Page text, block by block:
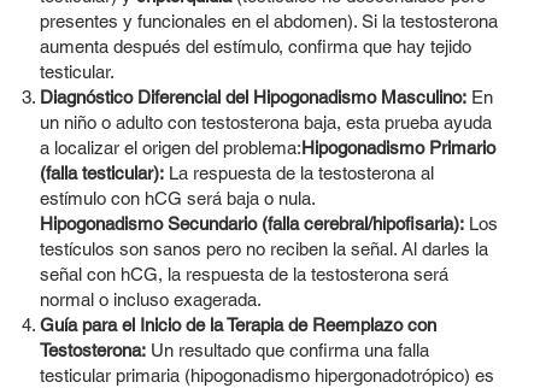
presentes y funcionales en el abdomen). Si la testosterona
aumenta después del estímulo, confirma que hay tejido
testicular.
Diagnóstico Diferencial del Hipogonadismo Masculino:En
un niño o adulto con testosterona baja, esta prueba ayuda
a localizar el origen del problema:Hipogonadismo Primario
(falla testicular):La respuesta de la testosterona al
estímulo con hCG será baja o nula.
Hipogonadismo Secundario (falla cerebral/hipofisaria):Los
testículos son sanos pero no reciben la señal. Al darles la
señal con hCG, la respuesta de la testosterona será
normal o incluso exagerada.
Guía para el Inicio de la Terapia de Reemplazo con
Testosterona:Un resultado que confirma una falla
testicular primaria (hipogonadismo hipergonadotrópico) es